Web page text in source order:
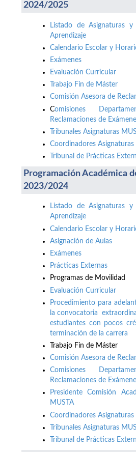
2024/2025
Listado de Asignaturas
Aprendizaje
Calendario Escolar y
Exámenes
Evaluación Curricular
Trabajo Fin de Máster
Comisión Asesora de
Comisiones
Reclamaciones de
Tribunales Asignaturas
Coordinadores Asignaturas
Tribunal de Prácticas
Programación Académica
2023/2024
Listado de Asignaturas
Aprendizaje
Calendario Escolar y
Asignación de Aulas
Exámenes
Prácticas Externas
Programas de Movilidad
Evaluación Curricular
Procedimiento para
la convocatoria
estudiantes con pocos
terminación de la carrera
Trabajo Fin de Máster
Comisión Asesora de
Comisiones
Reclamaciones de
Presidente Comisión
MUSTA
Coordinadores Asignaturas
Tribunales Asignaturas
Tribunal de Prácticas